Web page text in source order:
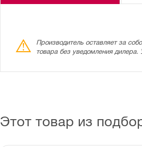
Производитель оставляет за
товара без уведомления
Этот товар из